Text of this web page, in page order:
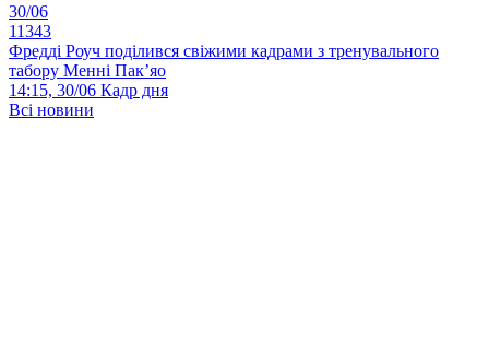
30/06
11343
Фредді Роуч поділився свіжими кадрами з тренувального
табору Менні Пак’яо
14:15, 30/06 Кадр дня
Всі новини